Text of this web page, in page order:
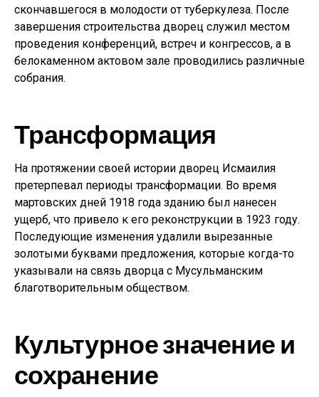
скончавшегося в молодости от туберкулеза. После
завершения строительства дворец служил местом
проведения конференций, встреч и конгрессов, а в
белокаменном актовом зале проводились различные
собрания.
Трансформация
На протяжении своей истории дворец Исмаилия
претерпевал периоды трансформации. Во время
мартовских дней 1918 года зданию был нанесен
ущерб, что привело к его реконструкции в 1923 году.
Последующие изменения удалили вырезанные
золотыми буквами предложения, которые когда-то
указывали на связь дворца с Мусульманским
благотворительным обществом.
Культурное значение и
сохранение